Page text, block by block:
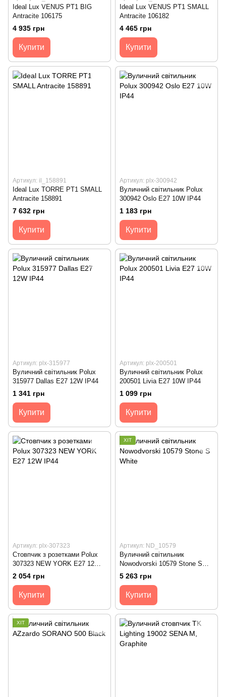
Ideal Lux VENUS PT1 BIG
Antracite 106175
4 935 грн
Купити
Ideal Lux VENUS PT1 SMALL
Antracite 106182
4 465 грн
Купити
Артикул: il_158891
Ideal Lux TORRE PT1 SMALL
Antracite 158891
7 632 грн
Купити
Артикул: plx-300942
Вуличний світильник Polux
300942 Oslo E27 10W IP44
1 183 грн
Купити
Артикул: plx-315977
Вуличний світильник Polux
315977 Dallas E27 12W IP44
1 341 грн
Купити
Артикул: plx-200501
Вуличний світильник Polux
200501 Livia E27 10W IP44
1 099 грн
Купити
Артикул: plx-307323
Стовпчик з розетками Polux
307323 NEW YORK E27 12W
IP44
2 054 грн
Купити
ХІТ
Артикул: ND_10579
Вуличний світильник
Nowodvorski 10579 Stone S
White
5 263 грн
Купити
ХІТ